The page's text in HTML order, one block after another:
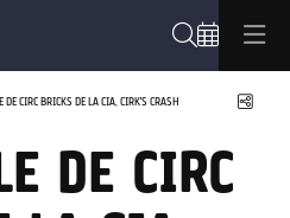
DE CIRC BRICKS DE LA CIA, CIRK'S CRASH
DE CIRC